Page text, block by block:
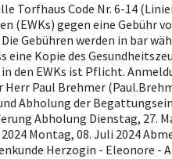
Torfhaus Code Nr. 6-14
(EWKs) gegen eine Gebühr
Gebühren werden in bar
eine Kopie des
den EWKs ist Pflicht.
Paul Brehmer
Abholung der
Abholung Dienstag, 27.
Montag, 08. Juli 2024
Herzogin - Eleonore -